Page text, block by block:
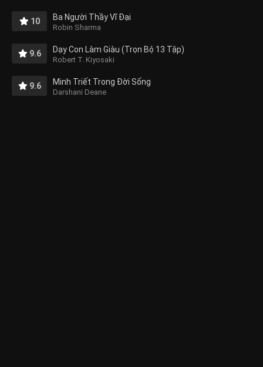
10 Ba Người Thầy Vĩ Đại
Robin Sharma
9.6 Dạy Con Làm Giàu (Trọn Bộ 13 Tập)
Robert T. Kiyosaki
9.6 Minh Triết Trong Đời Sống
Darshani Deane